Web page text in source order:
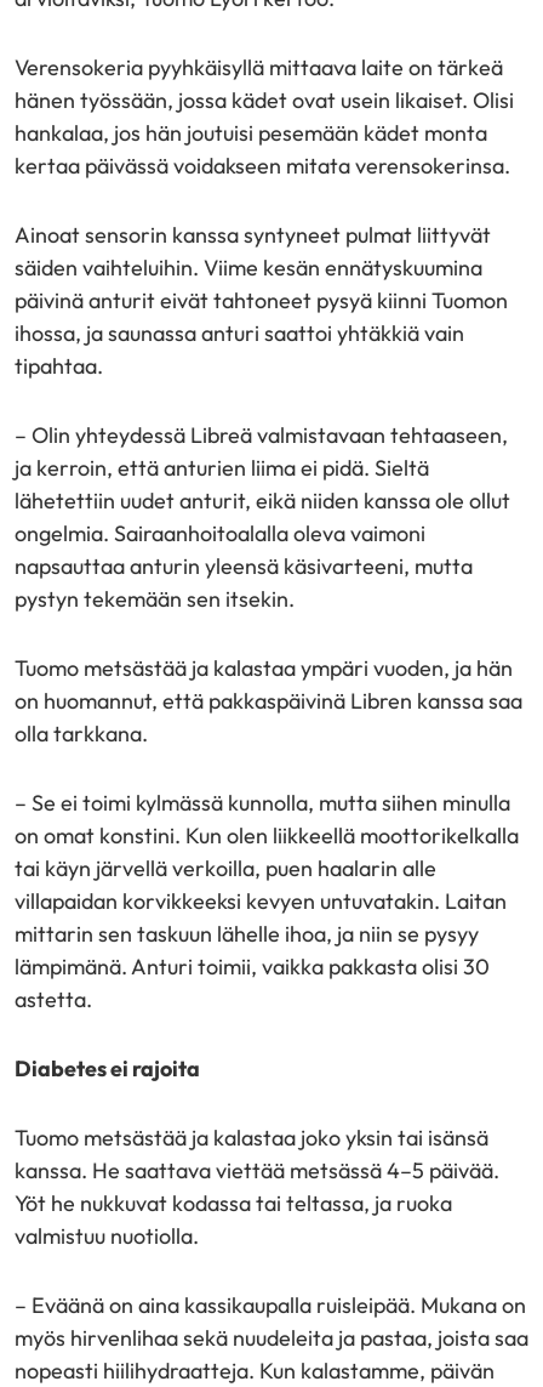
Verensokeria pyyhkäisyllä mittaava laite on tärkeä
hänen työssään, jossa kädet ovat usein likaiset. Olisi
hankalaa, jos hän joutuisi pesemään kädet monta
kertaa päivässä voidakseen mitata verensokerinsa.
Ainoat sensorin kanssa syntyneet pulmat liittyvät
säiden vaihteluihin. Viime kesän ennätyskuumina
päivinä anturit eivät tahtoneet pysyä kiinni Tuomon
ihossa, ja saunassa anturi saattoi yhtäkkiä vain
tipahtaa.
– Olin yhteydessä Libreä valmistavaan tehtaaseen,
ja kerroin, että anturien liima ei pidä. Sieltä
lähetettiin uudet anturit, eikä niiden kanssa ole ollut
ongelmia. Sairaanhoitoalalla oleva vaimoni
napsauttaa anturin yleensä käsivarteeni, mutta
pystyn tekemään sen itsekin.
Tuomo metsästää ja kalastaa ympäri vuoden, ja hän
on huomannut, että pakkaspäivinä Libren kanssa saa
olla tarkkana.
– Se ei toimi kylmässä kunnolla, mutta siihen minulla
on omat konstini. Kun olen liikkeellä moottorikelkalla
tai käyn järvellä verkoilla, puen haalarin alle
villapaidan korvikkeeksi kevyen untuvatakin. Laitan
mittarin sen taskuun lähelle ihoa, ja niin se pysyy
lämpimänä. Anturi toimii, vaikka pakkasta olisi 30
astetta.
Diabetes ei rajoita
Tuomo metsästää ja kalastaa joko yksin tai isänsä
kanssa. He saattava viettää metsässä 4–5 päivää.
Yöt he nukkuvat kodassa tai teltassa, ja ruoka
valmistuu nuotiolla.
– Eväänä on aina kassikaupalla ruisleipää. Mukana on
myös hirvenlihaa sekä nuudeleita ja pastaa, joista saa
nopeasti hiilihydraatteja. Kun kalastamme, päivän